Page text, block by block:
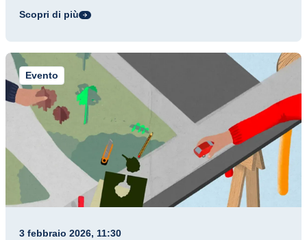
Scopri di più
Evento
3 febbraio 2026, 11:30